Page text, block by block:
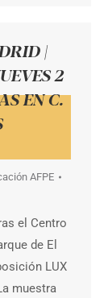
|
2
EN C.
AFPE
el Centro
de El
LUX
muestra